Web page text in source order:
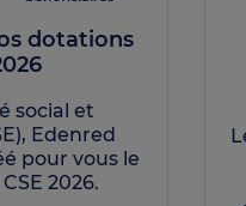
dotations
social et
Edenred
pour vous le
2026.